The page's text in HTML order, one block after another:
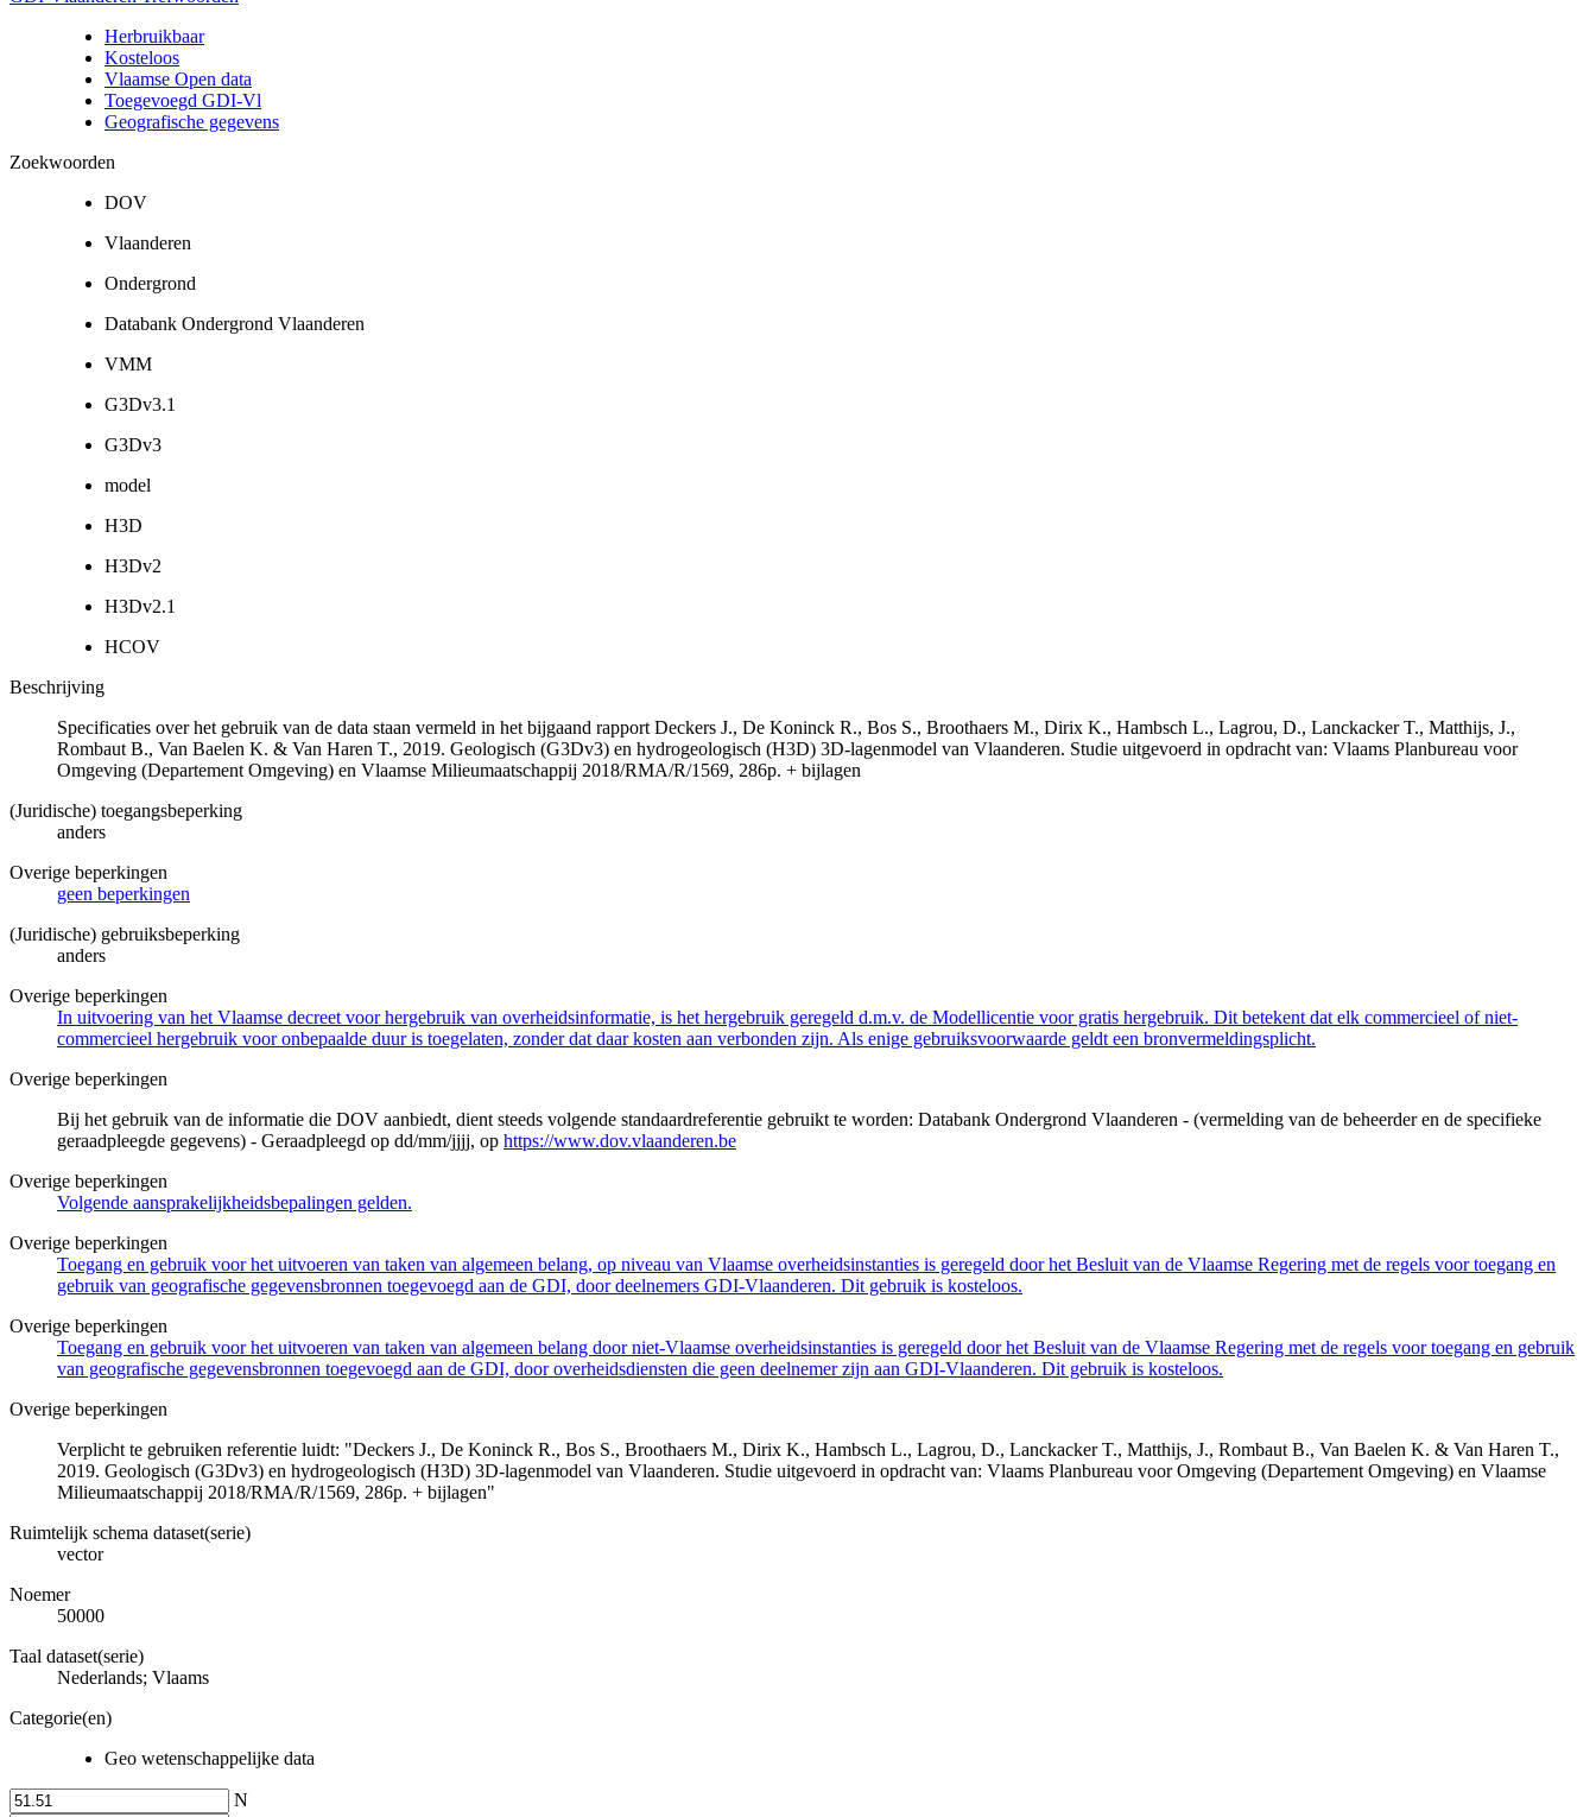
Herbruikbaar
Kosteloos
Vlaamse Open data
Toegevoegd GDI-Vl
Geografische gegevens
Zoekwoorden
DOV
Vlaanderen
Ondergrond
Databank Ondergrond Vlaanderen
VMM
G3Dv3.1
G3Dv3
model
H3D
H3Dv2
H3Dv2.1
HCOV
Beschrijving
Specificaties over het gebruik van de data staan vermeld in het bijgaand rapport Deckers J., De Koninck R., Bos S., Broothaers M., Dirix K., Hambsch L., Lagrou, D., Lanckacker T., Matthijs, J.,
Rombaut B., Van Baelen K. & Van Haren T., 2019. Geologisch (G3Dv3) en hydrogeologisch (H3D) 3D-lagenmodel van Vlaanderen. Studie uitgevoerd in opdracht van: Vlaams Planbureau voor
Omgeving (Departement Omgeving) en Vlaamse Milieumaatschappij 2018/RMA/R/1569, 286p. + bijlagen
(Juridische) toegangsbeperking
anders
Overige beperkingen
geen beperkingen
(Juridische) gebruiksbeperking
anders
Overige beperkingen
In uitvoering van het Vlaamse decreet voor hergebruik van overheidsinformatie, is het hergebruik geregeld d.m.v. de Modellicentie voor gratis hergebruik. Dit betekent dat elk commercieel of niet-
commercieel hergebruik voor onbepaalde duur is toegelaten, zonder dat daar kosten aan verbonden zijn. Als enige gebruiksvoorwaarde geldt een bronvermeldingsplicht.
Overige beperkingen
Bij het gebruik van de informatie die DOV aanbiedt, dient steeds volgende standaardreferentie gebruikt te worden: Databank Ondergrond Vlaanderen - (vermelding van de beheerder en de specifieke
geraadpleegde gegevens) - Geraadpleegd op dd/mm/jjjj, op https://www.dov.vlaanderen.be
Overige beperkingen
Volgende aansprakelijkheidsbepalingen gelden.
Overige beperkingen
Toegang en gebruik voor het uitvoeren van taken van algemeen belang, op niveau van Vlaamse overheidsinstanties is geregeld door het Besluit van de Vlaamse Regering met de regels voor toegang en
gebruik van geografische gegevensbronnen toegevoegd aan de GDI, door deelnemers GDI-Vlaanderen. Dit gebruik is kosteloos.
Overige beperkingen
Toegang en gebruik voor het uitvoeren van taken van algemeen belang door niet-Vlaamse overheidsinstanties is geregeld door het Besluit van de Vlaamse Regering met de regels voor toegang en gebruik
van geografische gegevensbronnen toegevoegd aan de GDI, door overheidsdiensten die geen deelnemer zijn aan GDI-Vlaanderen. Dit gebruik is kosteloos.
Overige beperkingen
Verplicht te gebruiken referentie luidt: "Deckers J., De Koninck R., Bos S., Broothaers M., Dirix K., Hambsch L., Lagrou, D., Lanckacker T., Matthijs, J., Rombaut B., Van Baelen K. & Van Haren T.,
2019. Geologisch (G3Dv3) en hydrogeologisch (H3D) 3D-lagenmodel van Vlaanderen. Studie uitgevoerd in opdracht van: Vlaams Planbureau voor Omgeving (Departement Omgeving) en Vlaamse
Milieumaatschappij 2018/RMA/R/1569, 286p. + bijlagen"
Ruimtelijk schema dataset(serie)
vector
Noemer
50000
Taal dataset(serie)
Nederlands; Vlaams
Categorie(en)
Geo wetenschappelijke data
N